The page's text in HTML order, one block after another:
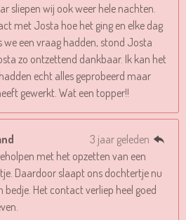
sliepen wij ook weer hele nachten.
met Josta hoe het ging en elke dag
we een vraag hadden, stond Josta
zo ontzettend dankbaar. Ik kan het
echt alles geprobeerd maar
gewerkt. Wat een topper!!
3 jaar geleden
met het opzetten van een
Daardoor slaapt ons dochtertje nu
bedje. Het contact verliep heel goed